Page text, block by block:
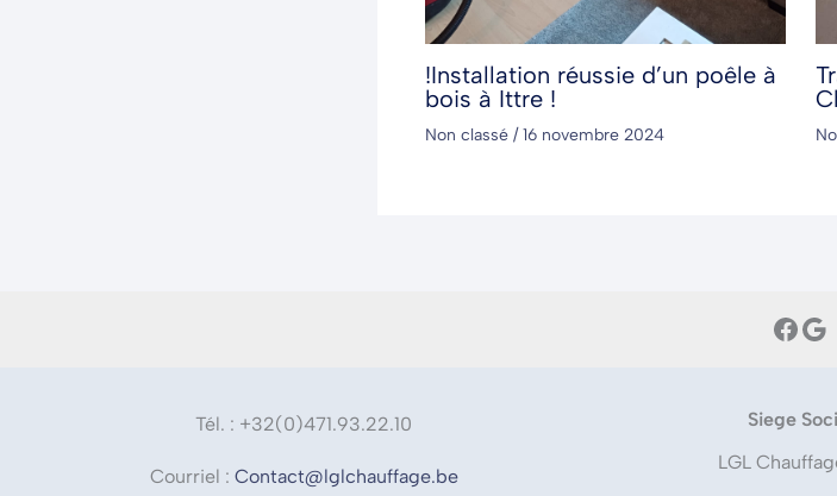
!Installation réussie d’un poêle à
bois à Ittre !
Non classé /16 novembre 2024
Tél. : +32(0)471.93.22.10
Courriel : Contact@lglchauffage.be
Siege
LGL